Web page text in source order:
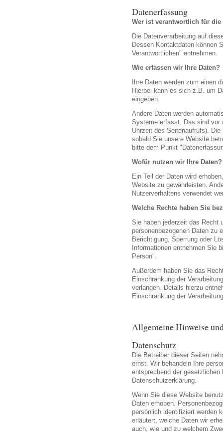
Datenerfassung
Wer ist verantwortlich für die
Die Datenverarbeitung auf
Dessen Kontaktdaten können
Verantwortlichen" entnehmen.
Wie erfassen wir Ihre Daten?
Ihre Daten werden zum einen
Hierbei kann es sich z.B. um
eingeben.
Andere Daten werden
Systeme erfasst. Das sind vor
Uhrzeit des Seitenaufrufs).
sobald Sie unsere Website
bitte dem Punkt
Wofür nutzen wir Ihre Daten?
Ein Teil der Daten wird
Website zu gewährleisten.
Nutzerverhaltens verwendet
Welche Rechte haben Sie
Sie haben jederzeit das Recht
personenbezogenen Daten zu
Berichtigung, Sperrung oder
Informationen entnehmen Sie
Person".
Außerdem haben Sie das
Einschränkung der
verlangen. Details hierzu
Einschränkung der
Allgemeine Hinweise
Datenschutz
Die Betreiber dieser Seiten
ernst. Wir behandeln Ihre
entsprechend der
Datenschutzerklärung.
Wenn Sie diese Website
Daten erhoben.
persönlich identifiziert werden
erläutert, welche Daten wir
auch, wie und zu welchem